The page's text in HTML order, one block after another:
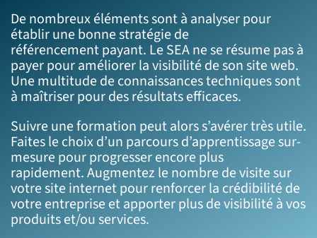
De nombreux éléments sont à analyser pour
établir une bonne stratégie de
référencement payant. Le SEA ne se résume pas à
payer pour améliorer la visibilité de son site web.
Une multitude de connaissances techniques sont
à maîtriser pour des résultats efficaces.
Suivre une formation peut alors s’avérer très utile.
Faites le choix d’un parcours d’apprentissage sur-
mesure pour progresser encore plus
rapidement. Augmentez le nombre de visite sur
votre site internet pour renforcer la crédibilité de
votre entreprise et apporter plus de visibilité à vos
produits et/ou services.